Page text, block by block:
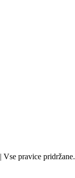
| Vse pravice pridržane.